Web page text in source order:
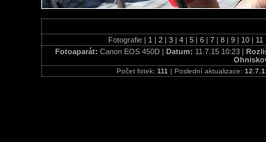
Fotografie | 1 | 2 | 3 | 4 | 5 | 6 | 7 | 8 | 9 | 10 | 11
Fotoaparát: Canon EOS 450D | Datum: 11.7.15 10:23 |
Počet fotek: 111 | Poslední aktualizace: